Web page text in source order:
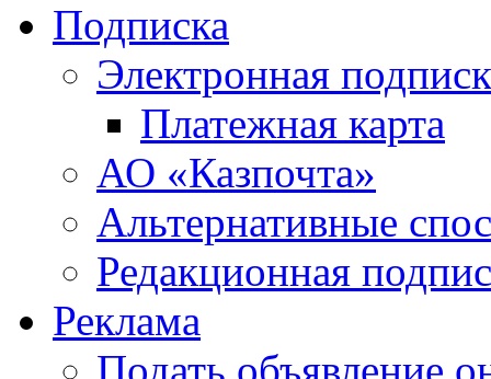
Подписка
Электронная
Платежная карта
АО «Казпочта»
Альтернативные
Редакционная
Реклама